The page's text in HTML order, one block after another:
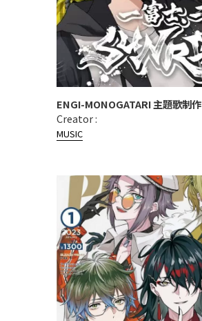
ENGI-MONOGATARI 主題歌制作
Creator :
MUSIC